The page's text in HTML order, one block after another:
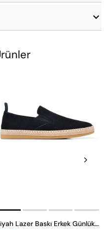
Siyah Lazer Baskı Erkek Günlük Ayakkabı